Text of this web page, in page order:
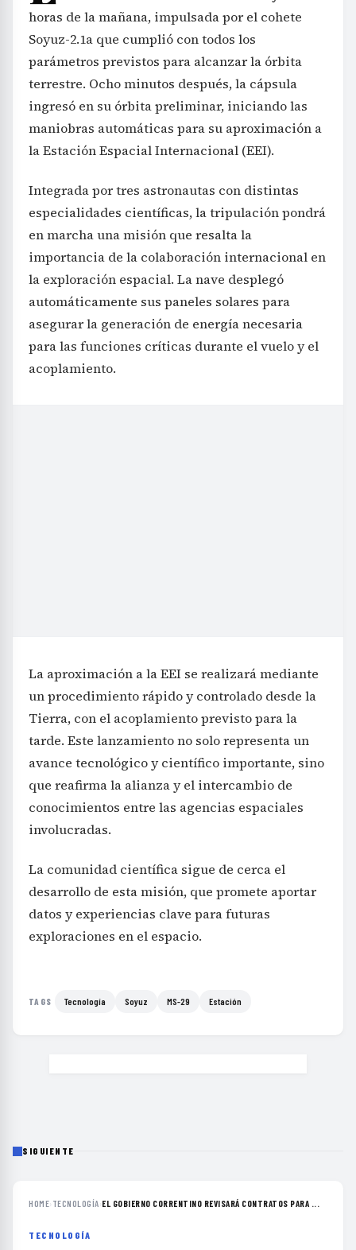
horas de la mañana, impulsada por el cohete
Soyuz-2.1a que cumplió con todos los
parámetros previstos para alcanzar la órbita
terrestre. Ocho minutos después, la cápsula
ingresó en su órbita preliminar, iniciando las
maniobras automáticas para su aproximación a
la Estación Espacial Internacional (EEI).
Integrada por tres astronautas con distintas
especialidades científicas, la tripulación pondrá
en marcha una misión que resalta la
importancia de la colaboración internacional en
la exploración espacial. La nave desplegó
automáticamente sus paneles solares para
asegurar la generación de energía necesaria
para las funciones críticas durante el vuelo y el
acoplamiento.
La aproximación a la EEI se realizará mediante
un procedimiento rápido y controlado desde la
Tierra, con el acoplamiento previsto para la
tarde. Este lanzamiento no solo representa un
avance tecnológico y científico importante, sino
que reafirma la alianza y el intercambio de
conocimientos entre las agencias espaciales
involucradas.
La comunidad científica sigue de cerca el
desarrollo de esta misión, que promete aportar
datos y experiencias clave para futuras
exploraciones en el espacio.
TAGS Tecnología Soyuz MS-29 Estación
SIGUIENTE
HOME› TECNOLOGÍA›EL GOBIERNO CORRENTINO REVISARÁ CONTRATOS PARA ...
TECNOLOGÍA